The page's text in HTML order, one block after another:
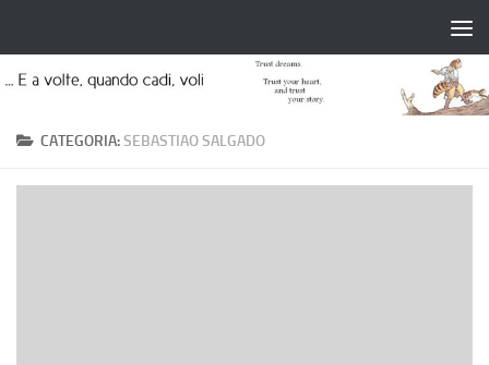
CATEGORIA:SEBASTIAO SALGADO